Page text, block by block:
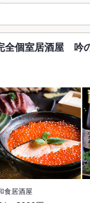
全個室居酒屋 吟
食居酒屋